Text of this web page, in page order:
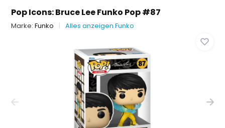
Pop Icons: Bruce Lee Funko Pop #87
Marke:Funko Alles anzeigen Funko